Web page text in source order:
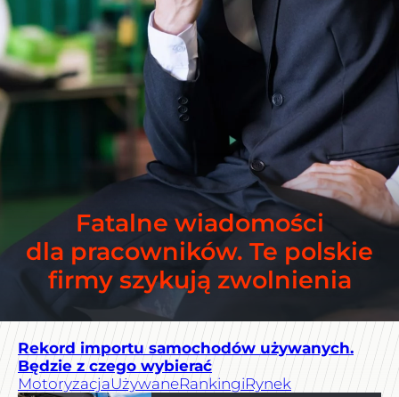
Fatalne wiadomości
dla pracowników. Te polskie
firmy szykują zwolnienia
Rekord importu samochodów używanych.
Będzie z czego wybierać
MotoryzacjaUżywaneRankingiRynek